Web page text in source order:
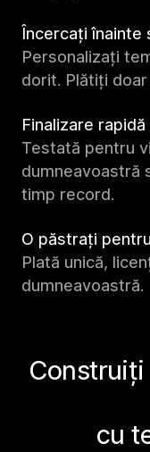
Încercați înainte
Personalizați
dorit. Plătiți
Finalizare
Testată pentru
dumneavoastră
timp record.
O păstrați
Plată unică,
dumneavoastră.
cu